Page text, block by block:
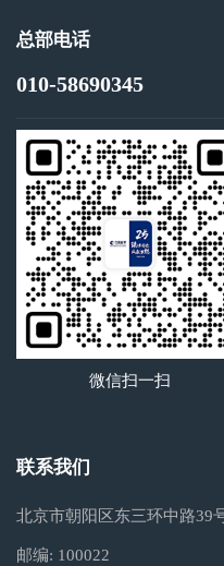
总部电话
010-58690345
微信扫一扫
联系我们
北京市朝阳区东三环中路39
邮编: 100022